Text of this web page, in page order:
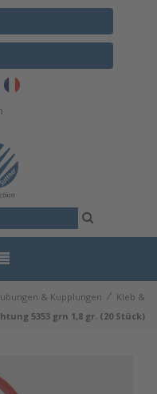
& Kupplungen ⁄ Kleb &
5353 grn 1,8 gr. (20 Stück)